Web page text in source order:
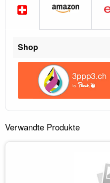
Shop
Verwandte Produkte